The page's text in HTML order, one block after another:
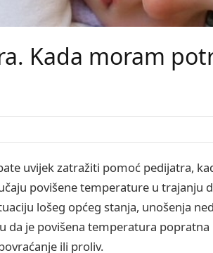
Kada moram
uvijek zatražiti pomoć pedijatra,
povišene temperature u trajanju
lošeg općeg stanja, unošenja
da je povišena temperatura
ili proliv.